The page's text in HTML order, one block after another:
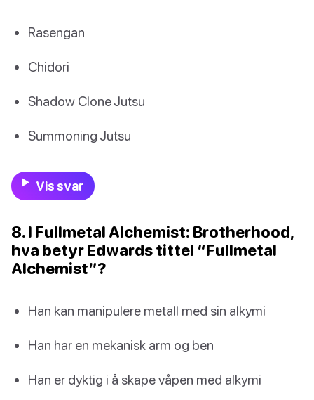
Rasengan
Chidori
Shadow Clone Jutsu
Summoning Jutsu
Vis svar
8. I Fullmetal Alchemist: Brotherhood,
hva betyr Edwards tittel “Fullmetal
Alchemist”?
Han kan manipulere metall med sin alkymi
Han har en mekanisk arm og ben
Han er dyktig i å skape våpen med alkymi